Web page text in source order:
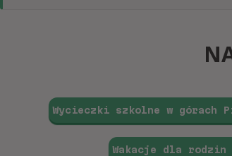
Wycieczki szkolne w górach
Wakacje dla rodzin